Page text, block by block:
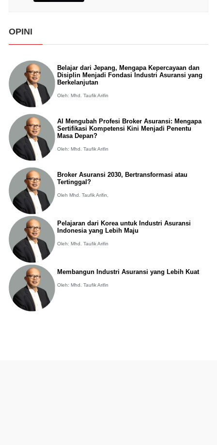
OPINI
Belajar dari Jepang, Mengapa Kepercayaan dan
Disiplin Menjadi Fondasi Industri Asuransi yang
Berkelanjutan
Oleh: Mhd. Taufik Arifin
AI Mengubah Profesi Broker Asuransi: Mengapa
Sertifikasi Kompetensi Kini Menjadi Penentu
Masa Depan?
Oleh: Mhd. Taufik Arifin
Broker Asuransi 2030, Bertransformasi atau
Tertinggal?
Oleh Mhd. Taufik Arifin,
Pelajaran dari Korea untuk Industri Asuransi
Indonesia yang Lebih Maju
Oleh: Mhd. Taufik Arifin
Membangun Industri Asuransi yang Lebih Kuat
Oleh: Mhd. Taufik Arifin